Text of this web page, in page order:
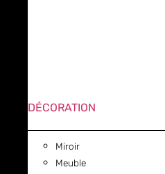
DÉCORATION
Miroir
Meuble